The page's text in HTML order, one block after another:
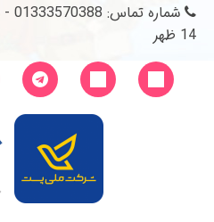
14 ظهر